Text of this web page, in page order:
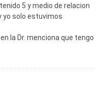
5 y medio de relacion
yo solo estuvimos
la Dr. menciona que tengo
relaciones sexuales; a